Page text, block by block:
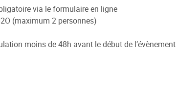
via le formulaire en ligne
(maximum 2 personnes)
moins de 48h avant le début de l’évènement